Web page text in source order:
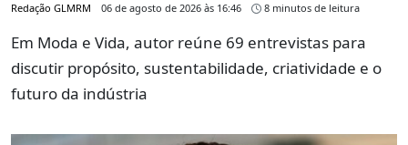
Redação GLMRM 06 de agosto de 2026 às 16:46 8 minutos de leitura
Em Moda e Vida, autor reúne 69 entrevistas para
discutir propósito, sustentabilidade, criatividade e o
futuro da indústria